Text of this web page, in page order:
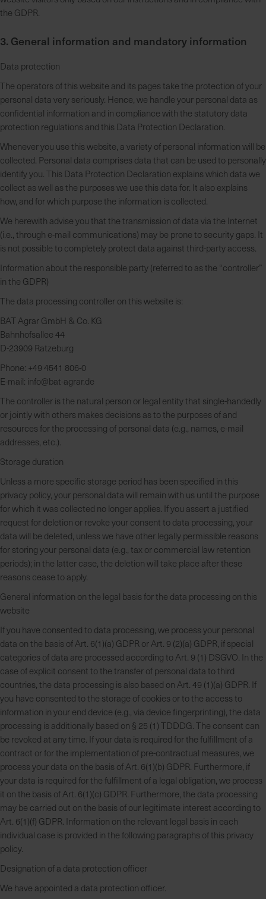
the GDPR.
3. General information and mandatory information
Data protection
The operators of this website and its pages take the protection of your
personal data very seriously. Hence, we handle your personal data as
confidential information and in compliance with the statutory data
protection regulations and this Data Protection Declaration.
Whenever you use this website, a variety of personal information will be
collected. Personal data comprises data that can be used to personally
identify you. This Data Protection Declaration explains which data we
collect as well as the purposes we use this data for. It also explains
how, and for which purpose the information is collected.
We herewith advise you that the transmission of data via the Internet
(i.e., through e-mail communications) may be prone to security gaps. It
is not possible to completely protect data against third-party access.
Information about the responsible party (referred to as the “controller”
in the GDPR)
The data processing controller on this website is:
BAT Agrar GmbH & Co. KG
Bahnhofsallee 44
D-23909 Ratzeburg
Phone: +49 4541 806-0
E-mail: info@bat-agrar.de
The controller is the natural person or legal entity that single-handedly
or jointly with others makes decisions as to the purposes of and
resources for the processing of personal data (e.g., names, e-mail
addresses, etc.).
Storage duration
Unless a more specific storage period has been specified in this
privacy policy, your personal data will remain with us until the purpose
for which it was collected no longer applies. If you assert a justified
request for deletion or revoke your consent to data processing, your
data will be deleted, unless we have other legally permissible reasons
for storing your personal data (e.g., tax or commercial law retention
periods); in the latter case, the deletion will take place after these
reasons cease to apply.
General information on the legal basis for the data processing on this
website
If you have consented to data processing, we process your personal
data on the basis of Art. 6(1)(a) GDPR or Art. 9 (2)(a) GDPR, if special
categories of data are processed according to Art. 9 (1) DSGVO. In the
case of explicit consent to the transfer of personal data to third
countries, the data processing is also based on Art. 49 (1)(a) GDPR. If
you have consented to the storage of cookies or to the access to
information in your end device (e.g., via device fingerprinting), the data
processing is additionally based on § 25 (1) TDDDG. The consent can
be revoked at any time. If your data is required for the fulfillment of a
contract or for the implementation of pre-contractual measures, we
process your data on the basis of Art. 6(1)(b) GDPR. Furthermore, if
your data is required for the fulfillment of a legal obligation, we process
it on the basis of Art. 6(1)(c) GDPR. Furthermore, the data processing
may be carried out on the basis of our legitimate interest according to
Art. 6(1)(f) GDPR. Information on the relevant legal basis in each
individual case is provided in the following paragraphs of this privacy
policy.
Designation of a data protection officer
We have appointed a data protection officer.